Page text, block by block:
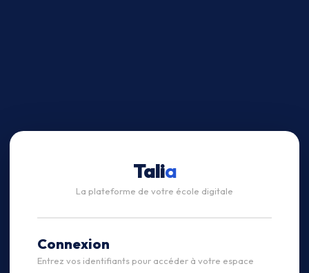
Talia
La plateforme de votre école digitale
Connexion
Entrez vos identifiants pour accéder à votre espace